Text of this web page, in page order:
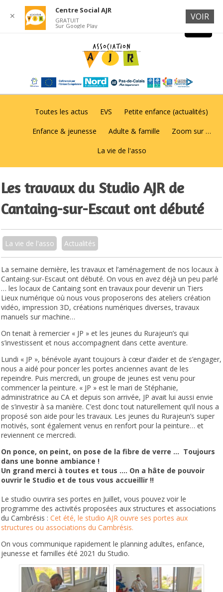
Toutes les actus EVS Petite enfance (actualités)
Enfance & jeunesse Adulte & famille Zoom sur …
La vie de l'asso
Les travaux du Studio AJR de
Cantaing-sur-Escaut ont débuté
La vie de l'asso Actualités
La semaine dernière, les travaux et l’aménagement de nos locaux à
Cantaing-sur-Escaut ont débuté. On vous en avez déjà un peu parlé
… les locaux de Cantaing sont en travaux pour devenir un Tiers
Lieux numérique où nous vous proposerons des ateliers création
vidéo, impression 3D, créations numériques diverses, travaux
manuels sur machine…
On tenait à remercier « JP » et les jeunes du Rurajeun’s qui
s’investissent et nous accompagnent dans cette aventure.
Lundi « JP », bénévole ayant toujours à cœur d’aider et de s’engager,
nous a aidé pour poncer les portes anciennes avant de les
repeindre. Puis mercredi, un groupe de jeunes est venu pour
commencer la peinture. « JP » est le mari de Stéphanie,
administratrice au CA et depuis son arrivée, JP avait lui aussi envie
de s’investir à sa manière. C’est donc tout naturellement qu’il nous a
proposé son aide pour les travaux. Les jeunes du Rurajeun’s super
motivés, sont également venus en renfort pour la peinture… et
reviennent ce mercredi.
On ponce, on peint, on pose de la fibre de verre … Toujours
dans une bonne ambiance !
Un grand merci à toutes et tous …. On a hâte de pouvoir
ouvrir le Studio et de tous vous accueillir !!
Le studio ouvrira ses portes en Juillet, vous pouvez voir le
programme des activités proposées aux structures et associations
du Cambrésis :Cet été, le studio AJR ouvre ses portes aux
structures ou associations du Cambrésis.
On vous communique rapidement le planning adultes, enfance,
jeunesse et familles été 2021 du Studio.
✕
Centre Social AJR
GRATUIT
Sur Google Play
VOIR